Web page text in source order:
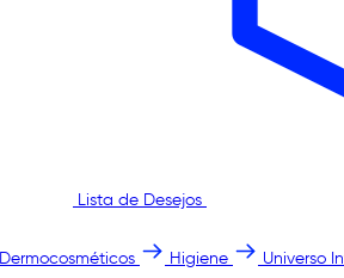
Lista de Desejos
Dermocosméticos Higiene Universo